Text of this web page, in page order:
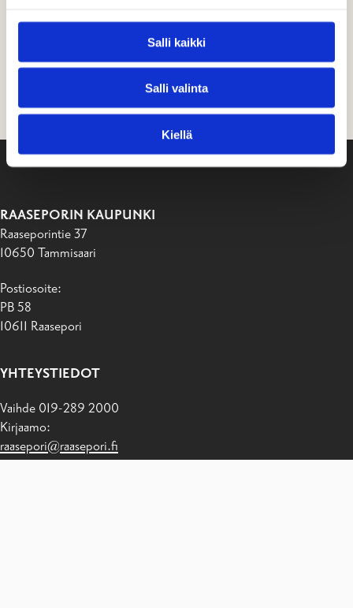
Salli kaikki
Salli valinta
Kiellä
2000 tai tiedotus@raasepori.fi.
Osittain
RAASEPORIN KAUPUNKI
Raaseporintie 37
10650 Tammisaari
Postiosoite:
PB 58
10611 Raasepori
YHTEYSTIEDOT
Vaihde 019-289 2000
Kirjaamo:
raasepori@raasepori.fi